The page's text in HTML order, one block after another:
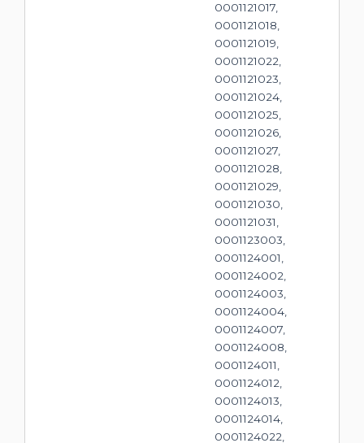
0001121017,
0001121018,
0001121019,
0001121022,
0001121023,
0001121024,
0001121025,
0001121026,
0001121027,
0001121028,
0001121029,
0001121030,
0001121031,
0001123003,
0001124001,
0001124002,
0001124003,
0001124004,
0001124007,
0001124008,
0001124011,
0001124012,
0001124013,
0001124014,
0001124022,